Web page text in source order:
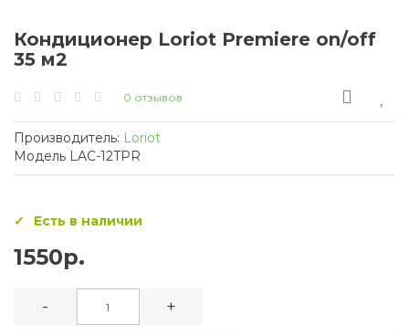
Кондиционер Loriot Premiere on/off
35 м2
0 отзывов
Производитель: Loriot
Модель LAC-12TPR
Есть в наличии
1550р.
- +